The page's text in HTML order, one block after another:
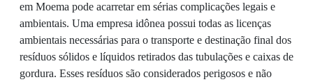
em Moema pode acarretar em sérias complicações legais e
ambientais. Uma empresa idônea possui todas as licenças
ambientais necessárias para o transporte e destinação final dos
resíduos sólidos e líquidos retirados das tubulações e caixas de
gordura. Esses resíduos são considerados perigosos e não